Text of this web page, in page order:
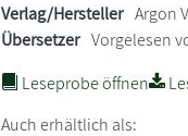
Verlag/Hersteller Argon
Übersetzer Vorgelesen
Leseprobe öffnen
Auch erhältlich als: